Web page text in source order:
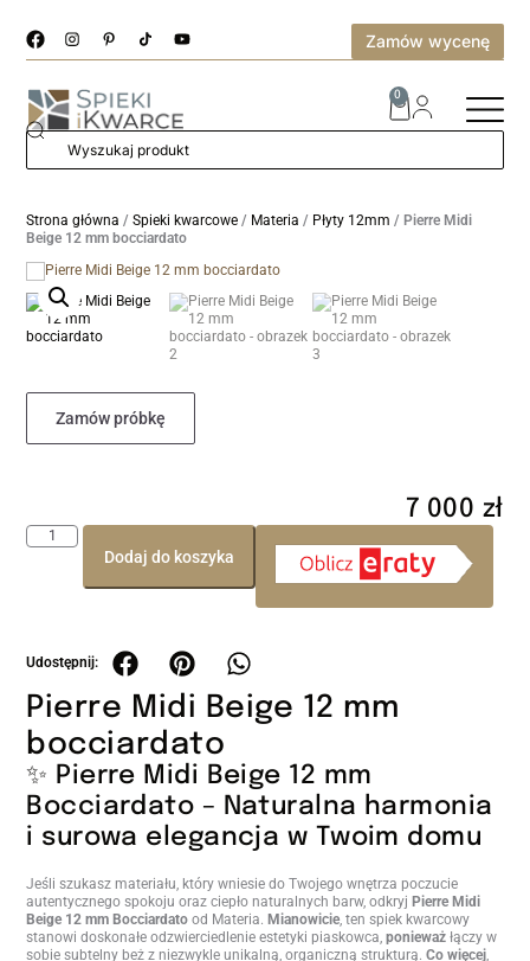
Zamów wycenę
0
Strona główna /Spieki kwarcowe / Materia / Płyty 12mm / Pierre Midi
Beige 12 mm bocciardato
Pierre Midi Beige 12 mm
bocciardato
✨ Pierre Midi Beige 12 mm
Bocciardato – Naturalna harmonia
i surowa elegancja w Twoim domu
Jeśli szukasz materiału, który wniesie do Twojego wnętrza poczucie
autentycznego spokoju oraz ciepło naturalnych barw, odkryjPierre Midi
Beige 12 mm Bocciardato od Materia.Mianowicie , ten spiek kwarcowy
stanowi doskonałe odzwierciedlenie estetyki piaskowca,ponieważ łączy w
sobie subtelny beż z niezwykle unikalną, organiczną strukturą.Co więcej
Zamów próbkę
7 000 zł
Dodaj do koszyka